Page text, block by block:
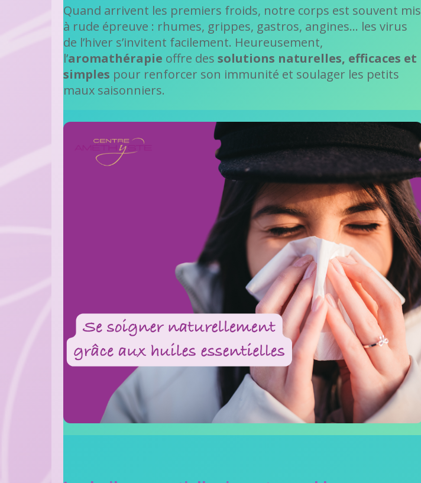
Quand arrivent les premiers froids, notre corps est souvent mis
à rude épreuve : rhumes, grippes, gastros, angines… les virus
de l’hiver s’invitent facilement. Heureusement,
l’aromathérapie offre des solutions naturelles, efficaces et
simples pour renforcer son immunité et soulager les petits
maux saisonniers.